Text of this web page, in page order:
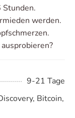
werden.
9-21 Tage
Bitcoin,